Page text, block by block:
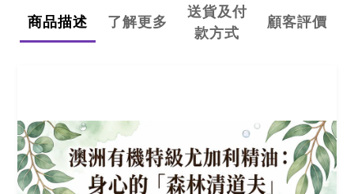
商品描述 了解更多
送貨及付
款方式
顧客評價